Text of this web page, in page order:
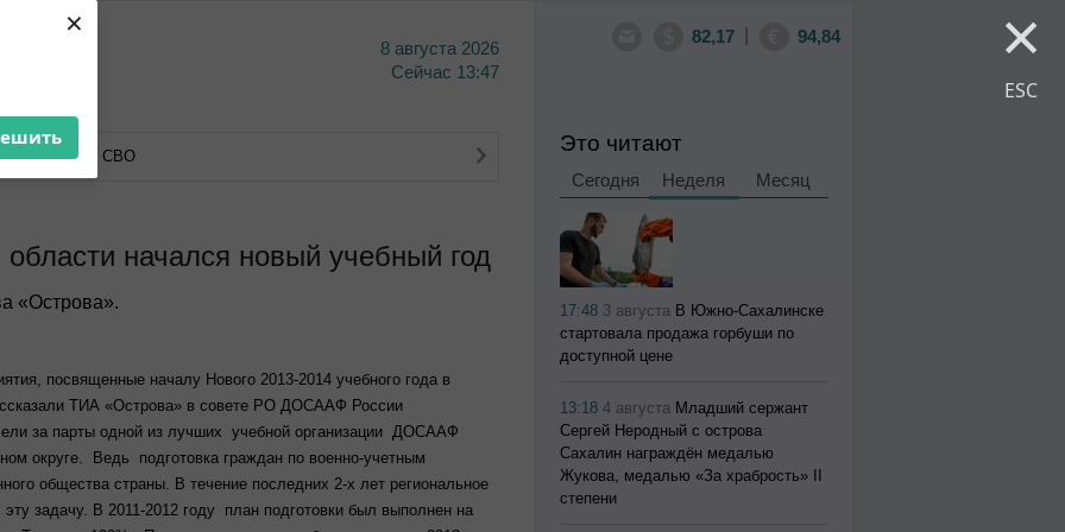
× ×
ESC
8 августа 2026
Сейчас 13:47
82,17 94,84
ветеранов СВО
начался новый учебный год
«Острова».
посвященные началу Нового 2013-2014 учебного года в
ТИА «Острова» в совете РО ДОСААФ России
за парты одной из лучших учебной организации ДОСААФ
округе. Ведь подготовка граждан по военно-учетным
общества страны. В течение последних 2-х лет региональное
задачу. В 2011-2012 году план подготовки был выполнен на
Это читают
Сегодня Неделя Месяц
17:48 3 августа В Южно-Сахалинске
стартовала продажа горбуши по
доступной цене
13:184 августа Младший сержант
Сергей Неродный с острова
Сахалин награждён медалью
Жукова, медалью «За храбрость» II
степени